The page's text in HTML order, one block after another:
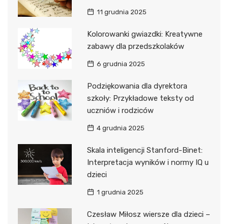
11 grudnia 2025
Kolorowanki gwiazdki: Kreatywne
zabawy dla przedszkolaków
6 grudnia 2025
Podziękowania dla dyrektora
szkoły: Przykładowe teksty od
uczniów i rodziców
4 grudnia 2025
Skala inteligencji Stanford-Binet:
Interpretacja wyników i normy IQ u
dzieci
1 grudnia 2025
Czesław Miłosz wiersze dla dzieci –